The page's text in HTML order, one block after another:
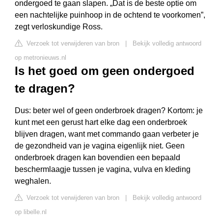
ondergoed te gaan slapen. „Dat is de beste optie om
een nachtelijke puinhoop in de ochtend te voorkomen”,
zegt verloskundige Ross.
Verzoek tot verwijderen van bron
Bekijk volledig antwoord
op metronieuws.nl
Is het goed om geen ondergoed
te dragen?
Dus: beter wel of geen onderbroek dragen? Kortom: je
kunt met een gerust hart elke dag een onderbroek
blijven dragen, want met commando gaan verbeter je
de gezondheid van je vagina eigenlijk niet. Geen
onderbroek dragen kan bovendien een bepaald
beschermlaagje tussen je vagina, vulva en kleding
weghalen.
Verzoek tot verwijderen van bron
Bekijk volledig antwoord
op libelle.nl